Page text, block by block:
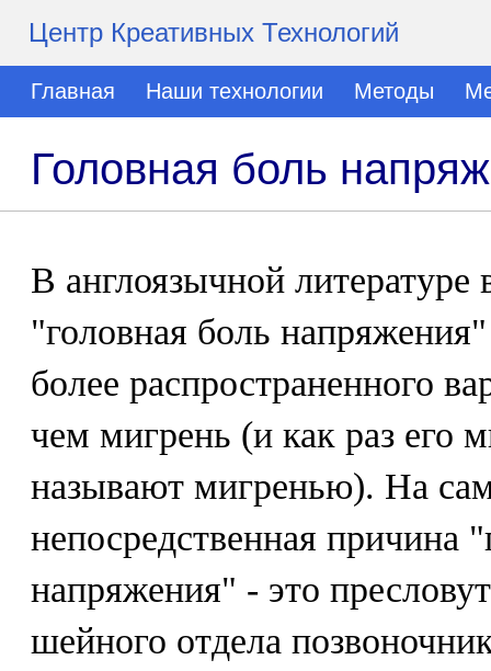
Центр Креативных Технологий
Главная Наши технологии Методы
Головная боль
В англоязычной литературе
"головная боль
более распространенного
чем мигрень (и как раз его
называют мигренью). На
непосредственная причина
напряжения" - это
шейного отдела